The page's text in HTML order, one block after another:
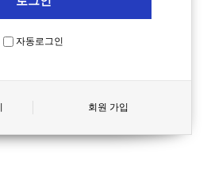
자동로그인
회원 가입